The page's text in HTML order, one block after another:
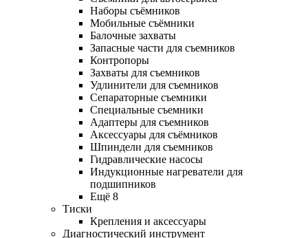
Наборы съёмников
Мобильные съёмники
Балочные захваты
Запасные части для съемников
Контропоры
Захваты для съемников
Удлинители для съемников
Сепараторные съемники
Специальные съемники
Адаптеры для съемников
Аксессуары для съёмников
Шпиндели для съемников
Гидравлические насосы
Индукционные нагреватели для
подшипников
Ещё 8
Тиски
Крепления и аксессуары
Диагностический инструмент